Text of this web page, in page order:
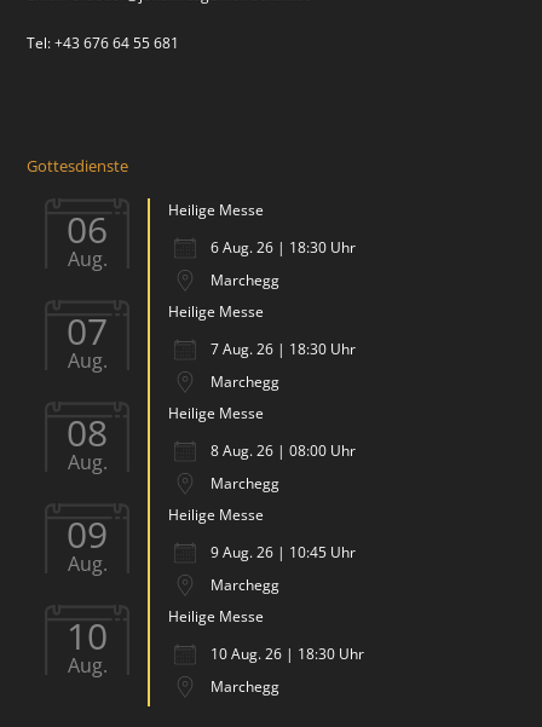
Tel: +43 676 64 55 681
Gottesdienste
06
Aug.
Heilige Messe
6 Aug. 26 | 18:30 Uhr
Marchegg
07
Aug.
Heilige Messe
7 Aug. 26 | 18:30 Uhr
Marchegg
08
Aug.
Heilige Messe
8 Aug. 26 | 08:00 Uhr
Marchegg
09
Aug.
Heilige Messe
9 Aug. 26 | 10:45 Uhr
Marchegg
10
Aug.
Heilige Messe
10 Aug. 26 | 18:30 Uhr
Marchegg